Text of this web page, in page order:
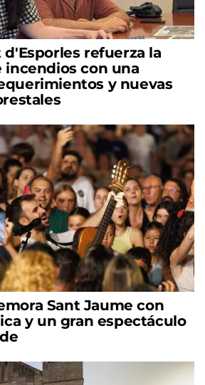
refuerza la
incendios con una
y nuevas
Sant Jaume con
y un gran espectáculo